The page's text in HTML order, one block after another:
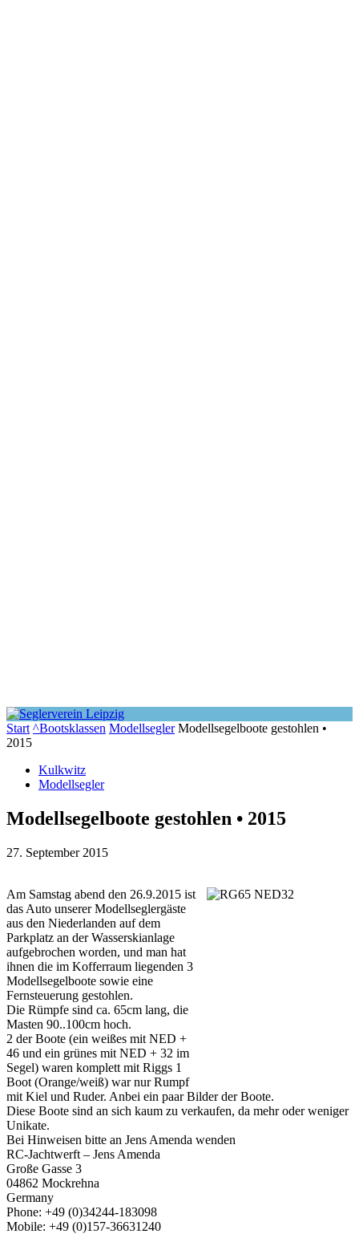
Start ^Bootsklassen Modellsegler Modellsegelboote gestohlen •
2015
Kulkwitz
Modellsegler
Modellsegelboote gestohlen • 2015
27. September 2015
Am Samstag abend den 26.9.2015 ist
das Auto unserer Modellseglergäste
aus den Niederlanden auf dem
Parkplatz an der Wasserskianlage
aufgebrochen worden, und man hat
ihnen die im Kofferraum liegenden 3
Modellsegelboote sowie eine
Fernsteuerung gestohlen.
Die Rümpfe sind ca. 65cm lang, die
Masten 90..100cm hoch.
2 der Boote (ein weißes mit NED +
46 und ein grünes mit NED + 32 im
Segel) waren komplett mit Riggs 1
Boot (Orange/weiß) war nur Rumpf
mit Kiel und Ruder. Anbei ein paar Bilder der Boote.
Diese Boote sind an sich kaum zu verkaufen, da mehr oder weniger
Unikate.
Bei Hinweisen bitte an Jens Amenda wenden
RC-Jachtwerft – Jens Amenda
Große Gasse 3
04862 Mockrehna
Germany
Phone: +49 (0)34244-183098
Mobile: +49 (0)157-36631240